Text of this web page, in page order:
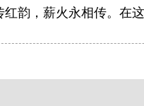
红韵，薪火永相传。在